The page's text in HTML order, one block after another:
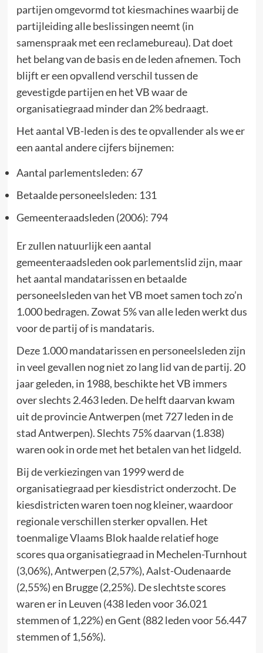
partijen omgevormd tot kiesmachines waarbij de
partijleiding alle beslissingen neemt (in
samenspraak met een reclamebureau). Dat doet
het belang van de basis en de leden afnemen. Toch
blijft er een opvallend verschil tussen de
gevestigde partijen en het VB waar de
organisatiegraad minder dan 2% bedraagt.
Het aantal VB-leden is des te opvallender als we er
een aantal andere cijfers bijnemen:
Aantal parlementsleden: 67
Betaalde personeelsleden: 131
Gemeenteraadsleden (2006): 794
Er zullen natuurlijk een aantal
gemeenteraadsleden ook parlementslid zijn, maar
het aantal mandatarissen en betaalde
personeelsleden van het VB moet samen toch zo’n
1.000 bedragen. Zowat 5% van alle leden werkt dus
voor de partij of is mandataris.
Deze 1.000 mandatarissen en personeelsleden zijn
in veel gevallen nog niet zo lang lid van de partij. 20
jaar geleden, in 1988, beschikte het VB immers
over slechts 2.463 leden. De helft daarvan kwam
uit de provincie Antwerpen (met 727 leden in de
stad Antwerpen). Slechts 75% daarvan (1.838)
waren ook in orde met het betalen van het lidgeld.
Bij de verkiezingen van 1999 werd de
organisatiegraad per kiesdistrict onderzocht. De
kiesdistricten waren toen nog kleiner, waardoor
regionale verschillen sterker opvallen. Het
toenmalige Vlaams Blok haalde relatief hoge
scores qua organisatiegraad in Mechelen-Turnhout
(3,06%), Antwerpen (2,57%), Aalst-Oudenaarde
(2,55%) en Brugge (2,25%). De slechtste scores
waren er in Leuven (438 leden voor 36.021
stemmen of 1,22%) en Gent (882 leden voor 56.447
stemmen of 1,56%).